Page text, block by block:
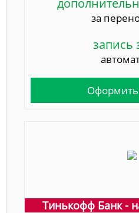
за
запись
Тинькофф Банк -